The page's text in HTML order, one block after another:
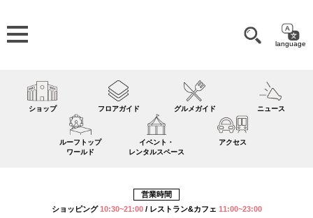
language
ショップ フロアガイド グルメガイド ニュース
ルーフトップ
ワールド
イベント・
レンタルスペース
アクセス
営業時間
ショッピング10:30~21:00 / レストラン&カフェ 11:00~23:00